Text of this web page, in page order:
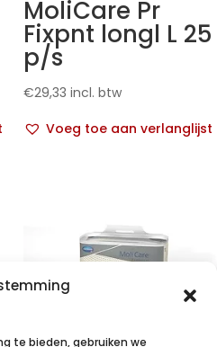
te bieden, gebruiken we
MoliCare Pr
Fixpnt longl L 25
p/s
€29,33 incl. btw
Voeg toe aan verlanglijst